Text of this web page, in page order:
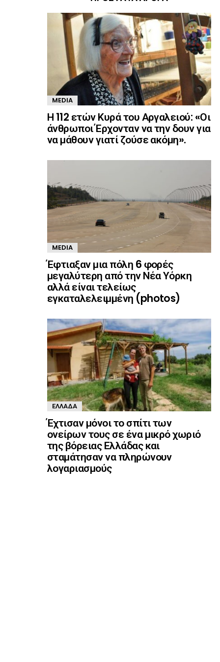
MEDIA
Η 112 ετών Κυρά του Αργαλειού: «Οι
άνθρωποι Έρχονταν να την δουν για
να μάθουν γιατί ζούσε ακόμη».
MEDIA
Έφτιαξαν μια πόλη 6 φορές
μεγαλύτερη από την Νέα Υόρκη
αλλά είναι τελείως
εγκαταλελειμμένη (photos)
ΕΛΛΆΔΑ
Έχτισαν μόνοι το σπίτι των
ονείρων τους σε ένα μικρό χωριό
της βόρειας Ελλάδας και
σταμάτησαν να πληρώνουν
λογαριασμούς